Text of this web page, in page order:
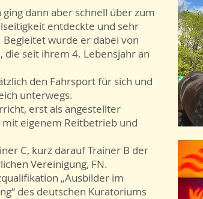
dann aber schnell über zum
entdeckte und sehr
wurde er dabei von
die seit ihrem 4. Lebensjahr an
den Fahrsport für sich und
unterwegs.
erst als angestellter
eigenem Reitbetrieb und
C, kurz darauf Trainer B der
Vereinigung, FN.
„Ausbilder im
des deutschen Kuratoriums